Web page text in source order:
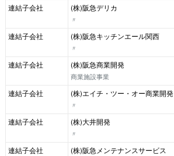
連結子会社
(株)阪急デリカ
〃
連結子会社
(株)阪急キッチンエール関西
〃
連結子会社
(株)阪急商業開発
商業施設事業
連結子会社
(株)エイチ・ツー・オー商業開発
〃
連結子会社
(株)大井開発
〃
連結子会社
(株)阪急メンテナンスサービス